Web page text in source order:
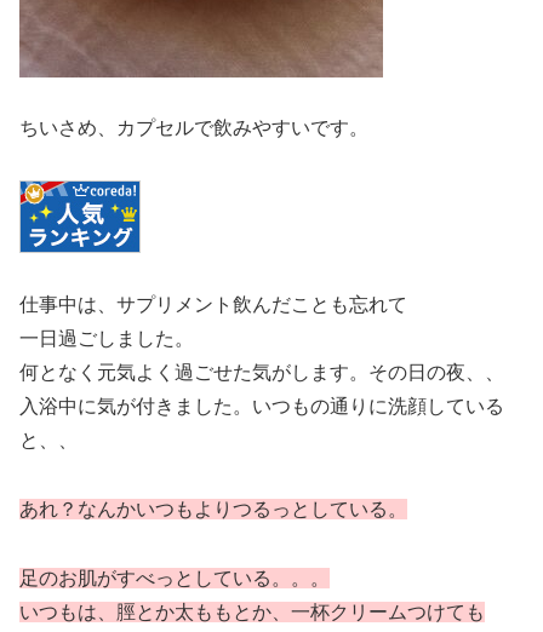
ちいさめ、カプセルで飲みやすいです。
仕事中は、サプリメント飲んだことも忘れて
一日過ごしました。
何となく元気よく過ごせた気がします。その日の夜、、
入浴中に気が付きました。いつもの通りに洗顔している
と、、
あれ？なんかいつもよりつるっとしている。
足のお肌がすべっとしている。。。
いつもは、脛とか太ももとか、一杯クリームつけても